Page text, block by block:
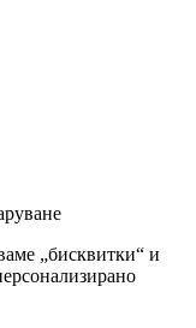
„бисквитки“ и